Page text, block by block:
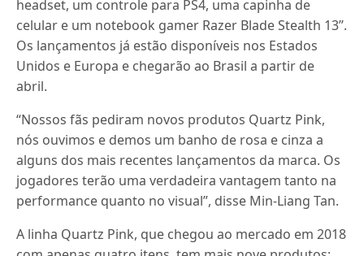
headset, um controle para PS4, uma capinha de
celular e um notebook gamer Razer Blade Stealth 13’’.
Os lançamentos já estão disponíveis nos Estados
Unidos e Europa e chegarão ao Brasil a partir de
abril.
“Nossos fãs pediram novos produtos Quartz Pink,
nós ouvimos e demos um banho de rosa e cinza a
alguns dos mais recentes lançamentos da marca. Os
jogadores terão uma verdadeira vantagem tanto na
performance quanto no visual”, disse Min-Liang Tan.
A linha Quartz Pink, que chegou ao mercado em 2018